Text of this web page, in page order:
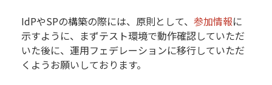
IdPやSPの構築の際には、原則として、 参加情報に
示すように、まずテスト環境で動作確認していただ
いた後に、運用フェデレーションに移行していただ
くようお願いしております。